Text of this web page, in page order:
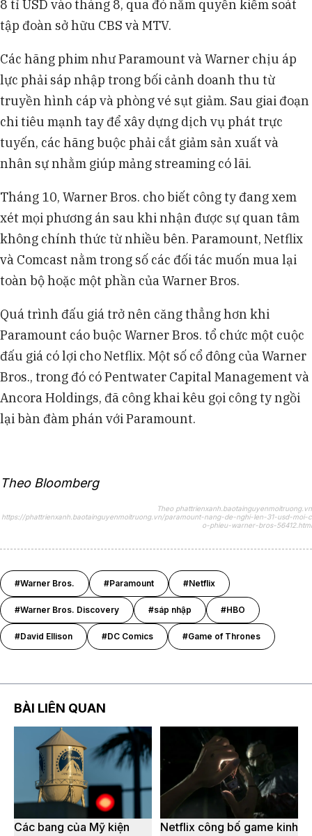
8 tỉ USD vào tháng 8, qua đó nắm quyền kiểm soát
tập đoàn sở hữu CBS và MTV.
Các hãng phim như Paramount và Warner chịu áp
lực phải sáp nhập trong bối cảnh doanh thu từ
truyền hình cáp và phòng vé sụt giảm. Sau giai đoạn
chi tiêu mạnh tay để xây dựng dịch vụ phát trực
tuyến, các hãng buộc phải cắt giảm sản xuất và
nhân sự nhằm giúp mảng streaming có lãi.
Tháng 10, Warner Bros. cho biết công ty đang xem
xét mọi phương án sau khi nhận được sự quan tâm
không chính thức từ nhiều bên. Paramount, Netflix
và Comcast nằm trong số các đối tác muốn mua lại
toàn bộ hoặc một phần của Warner Bros.
Quá trình đấu giá trở nên căng thẳng hơn khi
Paramount cáo buộc Warner Bros. tổ chức một cuộc
đấu giá có lợi cho Netflix. Một số cổ đông của Warner
Bros., trong đó có Pentwater Capital Management và
Ancora Holdings, đã công khai kêu gọi công ty ngồi
lại bàn đàm phán với Paramount.
Theo Bloomberg
Theo phattrienxanh.baotainguyenmoitruong.vn
https://phattrienxanh.baotainguyenmoitruong.vn/paramount-nang-de-nghi-len-31-usd-moi-c
o-phieu-warner-bros-56412.html
#Warner Bros. #Paramount #Netflix
#Warner Bros. Discovery #sáp nhập #HBO
#David Ellison #DC Comics #Game of Thrones
BÀI LIÊN QUAN
Các bang của Mỹ kiện
Netflix công bố game kinh